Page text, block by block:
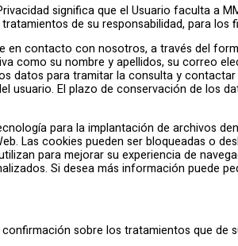
significa que el Usuario faculta a
de su responsabilidad, para los
en contacto con nosotros, a través del
como su nombre y apellidos, su correo
datos para tramitar la consulta y
usuario. El plazo de conservación de los
para la implantación de archivos
Las cookies pueden ser bloqueadas o
para mejorar su experiencia de
Si desea más información puede
sobre los tratamientos que de